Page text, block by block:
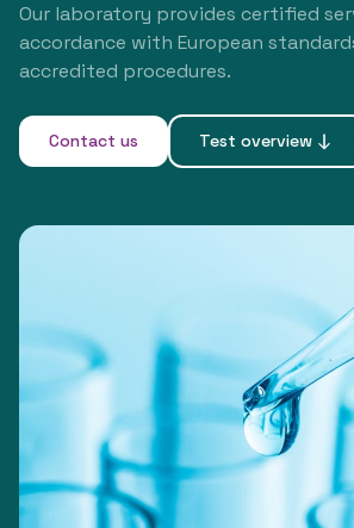
Our laboratory provides certified
accordance with European
accredited procedures.
Contact us Test overview